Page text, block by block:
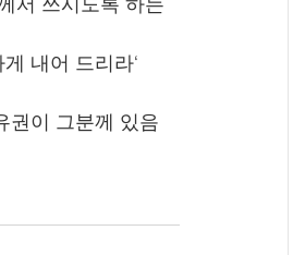
내어 드리라‘
권이 그분께 있음